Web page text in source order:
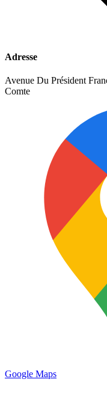
Adresse
Avenue Du Président
Comte
Google Maps